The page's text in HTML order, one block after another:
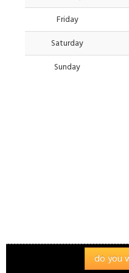
Friday
Saturday
Sunday